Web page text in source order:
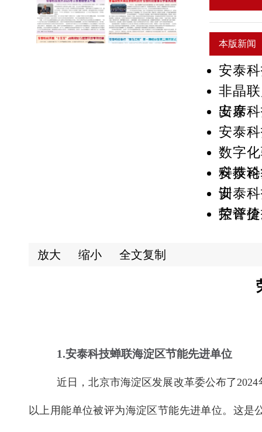
本版新闻
安泰
非晶
出席
安泰
安泰
数字
科技
安泰
训
安泰
控评
荣誉
放大 缩小 全文复制
1.安泰科技蝉联海淀区节能先进单位
近日，北京市海淀区发展改革委公布了
以上用能单位被评为海淀区节能先进单位。这是